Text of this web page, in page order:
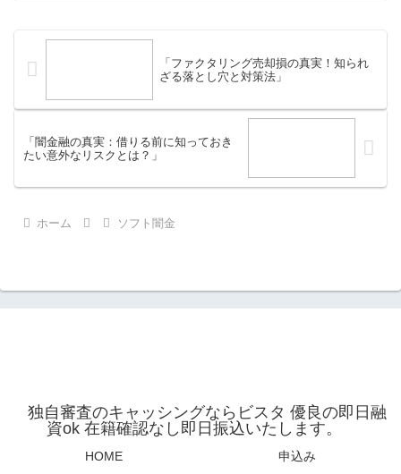
「ファクタリング売却損の真実！知られ
ざる落とし穴と対策法」
「闇金融の真実：借りる前に知っておき
たい意外なリスクとは？」
ホーム ソフト闇金
独自審査のキャッシングならビスタ 優良の即日融
資ok 在籍確認なし即日振込いたします。
HOME 申込み